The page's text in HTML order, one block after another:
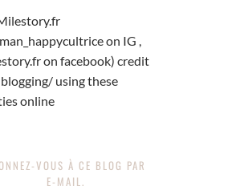
on IG ,
on facebook) credit
using these
online
VOUS À CE BLOG PAR
E-MAIL.